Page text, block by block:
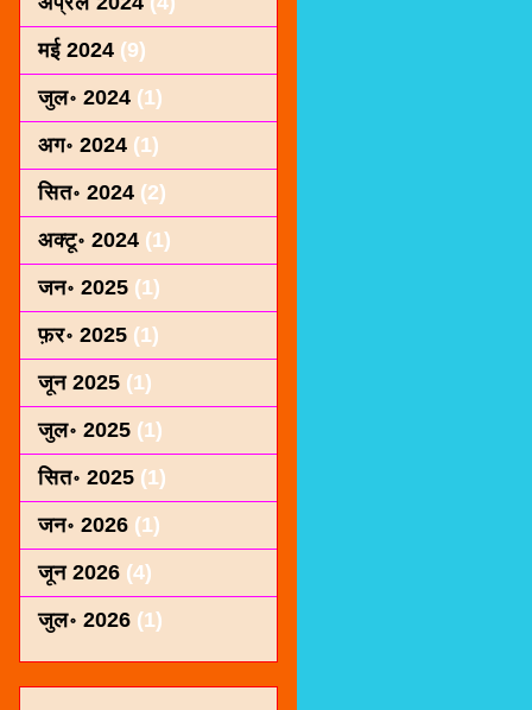
मई 2024 (9)
जुल॰ 2024 (1)
अग॰ 2024 (1)
सित॰ 2024 (2)
अक्टू॰ 2024 (1)
जन॰ 2025 (1)
फ़र॰ 2025 (1)
जून 2025 (1)
जुल॰ 2025 (1)
सित॰ 2025 (1)
जन॰ 2026 (1)
जून 2026 (4)
जुल॰ 2026 (1)